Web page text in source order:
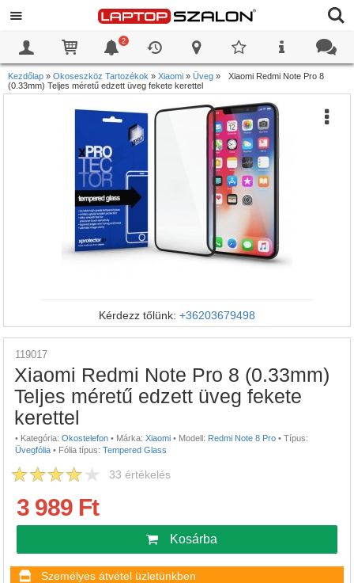
2
Kezdőlap » Okoseszköz Tartozékok » Xiaomi » Üveg »
Xiaomi Redmi Note Pro 8
(0.33mm) Teljes méretű edzett üveg fekete kerettel
Kérdezz tőlünk: +36203679498
119017
Xiaomi Redmi Note Pro 8 (0.33mm)
Teljes méretű edzett üveg fekete
kerettel
• Kategória: Okostelefon • Márka: Xiaomi • Modell: Redmi Note 8 Pro • Típus:
Üvegfólia • Fólia típus: Tempered Glass
33 értékelés
3 989 Ft
Kosárba
Személyes átvétel üzletünkben
0
0